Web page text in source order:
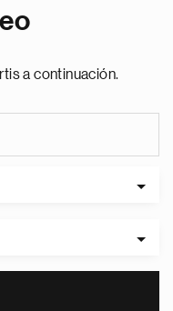
a continuación.